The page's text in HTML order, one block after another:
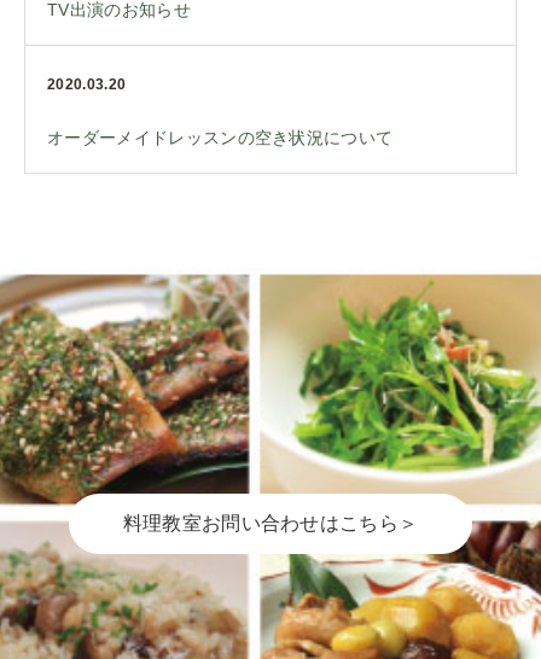
TV出演のお知らせ
2020.03.20
オーダーメイドレッスンの空き状況について
料理教室お問い合わせはこちら＞